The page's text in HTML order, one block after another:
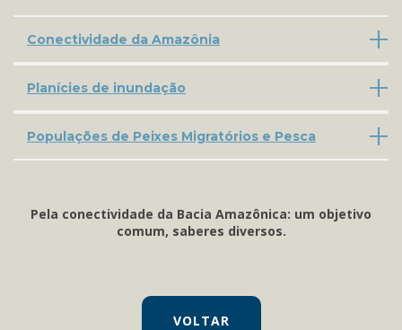
Conectividade da Amazônia
Planícies de inundação
Populações de Peixes Migratórios e Pesca
Pela conectividade da Bacia Amazônica: um objetivo
comum, saberes diversos.
VOLTAR